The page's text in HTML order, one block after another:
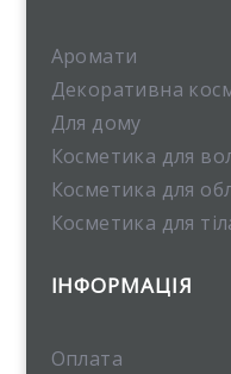
Аромати
Декоративна
Для дому
Косметика для
Косметика для
Косметика для
ІНФОРМАЦІЯ
Оплата